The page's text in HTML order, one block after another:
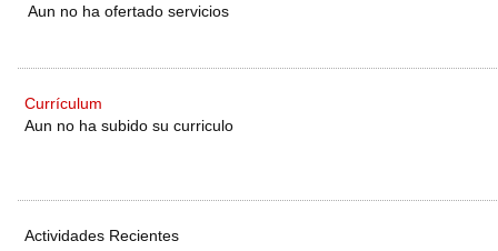
Aun no ha ofertado servicios
Currículum
Aun no ha subido su curriculo
Actividades Recientes